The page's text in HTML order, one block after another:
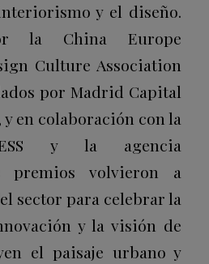
y el diseño.
la China Europe
Culture Association
por Madrid Capital
y en colaboración con la
y la agencia
premios volvieron a
sector para celebrar la
y la visión de
el paisaje urbano y